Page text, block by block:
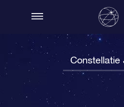
Constellatie